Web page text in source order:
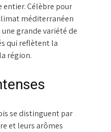
entier. Célèbre pour
méditerranéen
grande variété de
qui reflètent la
région.
se distinguent par
et leurs arômes